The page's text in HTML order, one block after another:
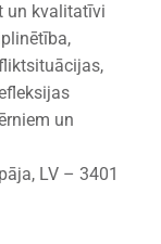
un kvalitatīvi
un
LV – 3401